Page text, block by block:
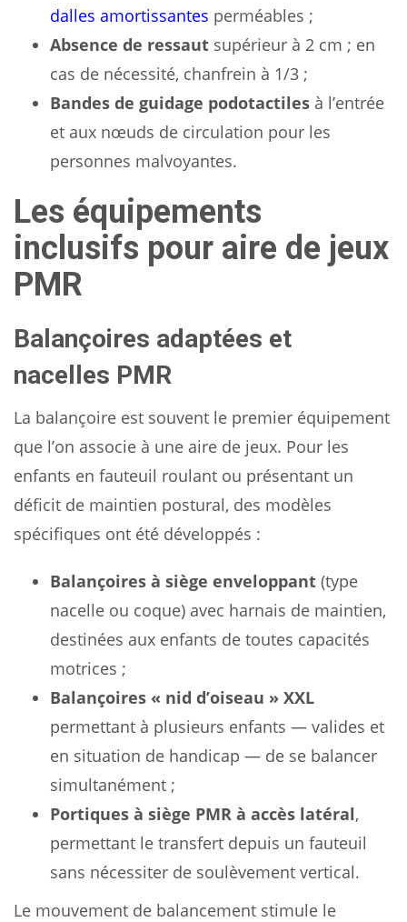
dalles amortissantes perméables ;
Absence de ressaut supérieur à 2 cm ; en
cas de nécessité, chanfrein à 1/3 ;
Bandes de guidage podotactiles à l’entrée
et aux nœuds de circulation pour les
personnes malvoyantes.
Les équipements
inclusifs pour aire de jeux
PMR
Balançoires adaptées et
nacelles PMR
La balançoire est souvent le premier équipement
que l’on associe à une aire de jeux. Pour les
enfants en fauteuil roulant ou présentant un
déficit de maintien postural, des modèles
spécifiques ont été développés :
Balançoires à siège enveloppant (type
nacelle ou coque) avec harnais de maintien,
destinées aux enfants de toutes capacités
motrices ;
Balançoires « nid d’oiseau » XXL
permettant à plusieurs enfants — valides et
en situation de handicap — de se balancer
simultanément ;
Portiques à siège PMR à accès latéral,
permettant le transfert depuis un fauteuil
sans nécessiter de soulèvement vertical.
Le mouvement de balancement stimule le